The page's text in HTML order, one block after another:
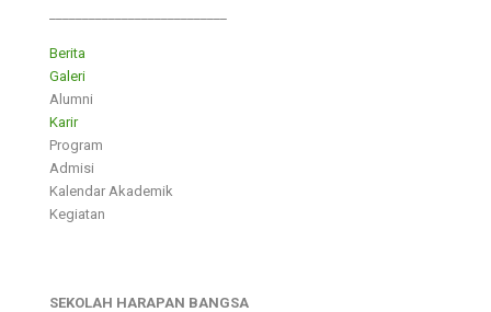
Berita
Galeri
Alumni
Karir
Program
Admisi
Kalendar Akademik
Kegiatan
SEKOLAH HARAPAN BANGSA